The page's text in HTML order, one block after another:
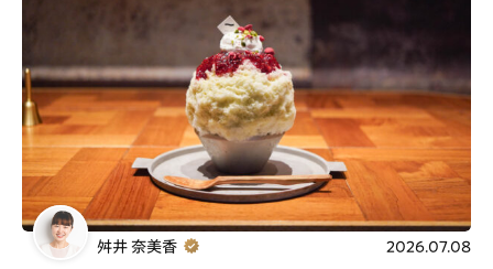
# カフェ # ランチ # スイーツ
# ファミリーにおすすめ # 女子旅におすすめ
# 中区 # テイクアウト # パン # コーヒー
# 宮島
Special
舛井 奈美香 2026.07.08